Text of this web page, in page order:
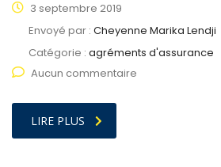
3 septembre 2019
Envoyé par : Cheyenne Marika Lendji
Catégorie : agréments d'assurance
Aucun commentaire
LIRE PLUS